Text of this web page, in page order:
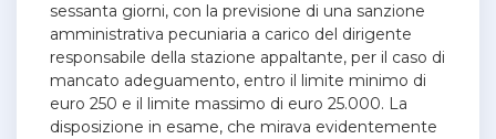
sessanta giorni, con la previsione di una sanzione
amministrativa pecuniaria a carico del dirigente
responsabile della stazione appaltante, per il caso di
mancato adeguamento, entro il limite minimo di
euro 250 e il limite massimo di euro 25.000. La
disposizione in esame, che mirava evidentemente